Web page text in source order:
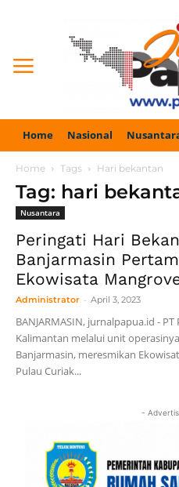
Home Nasional
Home Tags Hari bekantan
Tag: hari
Nusantara
Peringati Hari
Banjarmasin
Ekowisata
Administrator - April 3, 2023
BANJARMASIN, jurnalpapua.id -
Kalimantan melalui unit
Banjarmasin, meresmikan
Pulau Curiak...
-